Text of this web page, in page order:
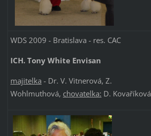
WDS 2009 - Bratislava - res. CAC
ICH. Tony White Envisan
majitelka - Dr. V. Vitnerová, Z.
Wohlmuthová, chovatelka: D. Kovaříková